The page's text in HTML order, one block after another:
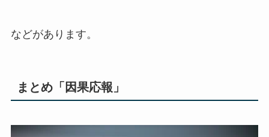
などがあります。
まとめ「因果応報」